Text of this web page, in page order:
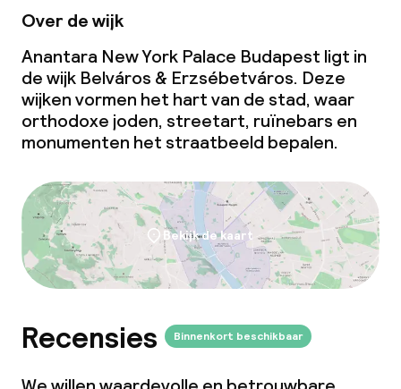
Dieetopties
Speciale dieetopties
Faciliteiten en diensten voor kinderen
Babysitservice
Schoonmaakvoorzieningen
Wasservice
Zakelijke faciliteiten
Over de wijk
Anantara New York Palace Budapest ligt in
de wijk Belváros & Erzsébetváros. Deze
wijken vormen het hart van de stad, waar
orthodoxe joden, streetart, ruïnebars en
monumenten het straatbeeld bepalen.
Bekijk de kaart
Recensies Binnenkort beschikbaar